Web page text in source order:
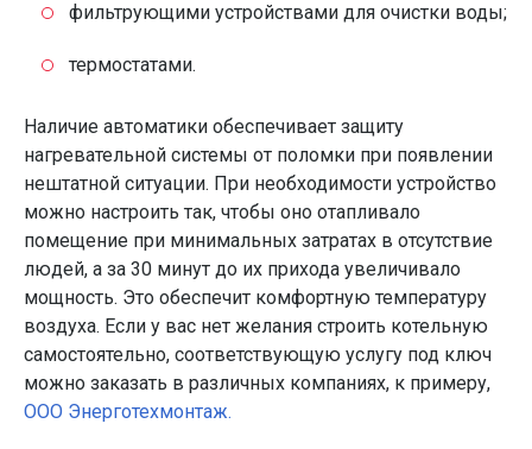
фильтрующими устройствами для очистки воды;
термостатами.
Наличие автоматики обеспечивает защиту
нагревательной системы от поломки при появлении
нештатной ситуации. При необходимости устройство
можно настроить так, чтобы оно отапливало
помещение при минимальных затратах в отсутствие
людей, а за 30 минут до их прихода увеличивало
мощность. Это обеспечит комфортную температуру
воздуха. Если у вас нет желания строить котельную
самостоятельно, соответствующую услугу под ключ
можно заказать в различных компаниях, к примеру,
ООО Энерготехмонтаж.